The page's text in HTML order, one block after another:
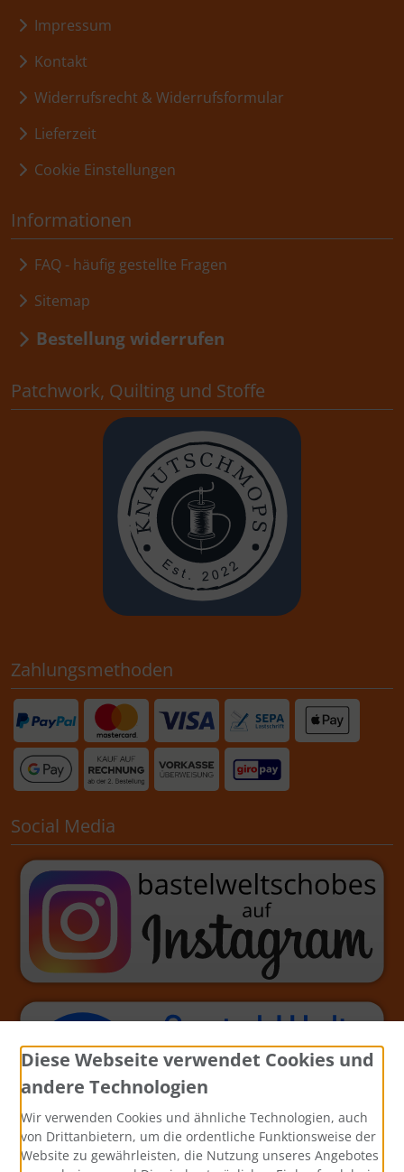
Impressum
Kontakt
Widerrufsrecht & Widerrufsformular
Lieferzeit
Cookie Einstellungen
Informationen
FAQ - häufig gestellte Fragen
Sitemap
Bestellung widerrufen
Patchwork, Quilting und Stoffe
Zahlungsmethoden
Social Media
Diese Webseite verwendet Cookies und
andere Technologien
Wir verwenden Cookies und ähnliche Technologien, auch
von Drittanbietern, um die ordentliche Funktionsweise der
Website zu gewährleisten, die Nutzung unseres Angebotes